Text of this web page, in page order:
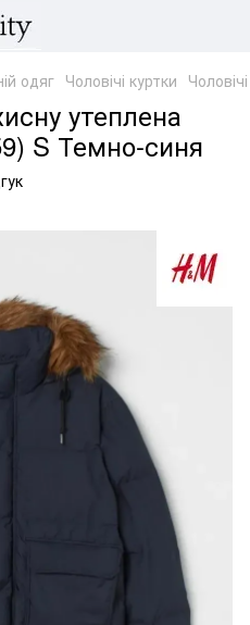
одяг Чоловічі куртки
утеплена
S Темно-синя